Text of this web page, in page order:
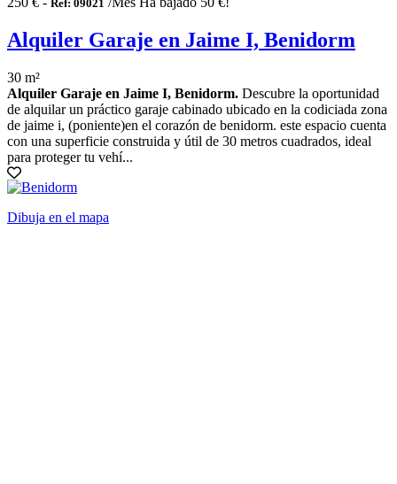
Ref: 09021
Alquiler Garaje en Jaime I, Benidorm
30 m²
Alquiler Garaje en Jaime I, Benidorm. Descubre la oportunidad
de alquilar un práctico garaje cabinado ubicado en la codiciada zona
de jaime i, (poniente)en el corazón de benidorm. este espacio cuenta
con una superficie construida y útil de 30 metros cuadrados, ideal
para proteger tu vehí...
Dibuja en el mapa